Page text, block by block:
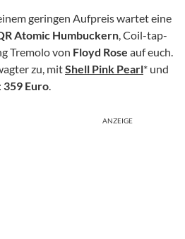
geringen Aufpreis wartet eine
Atomic Humbuckern , Coil-tap-
Tremolo von Floyd Rose auf euch.
zu, mitShell Pink Pearl* und
359 Euro
ANZEIGE